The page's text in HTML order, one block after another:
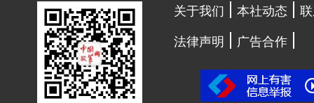
关于我们 本社动态
法律声明
广告合作